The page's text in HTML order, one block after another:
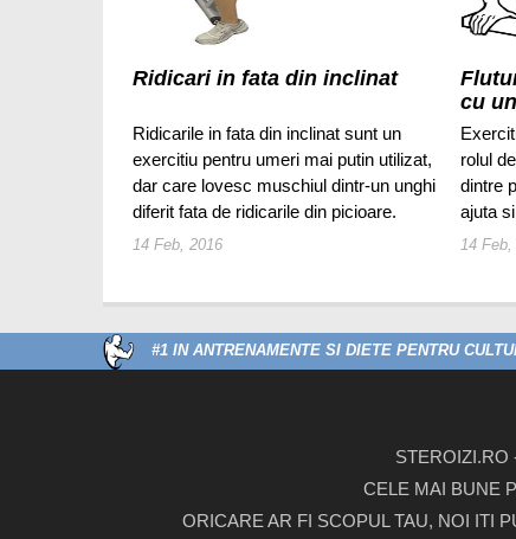
Ridicari in fata din inclinat
Ridicarile in fata din inclinat sunt un
exercitiu pentru umeri mai putin utilizat,
dar care lovesc muschiul dintr-un unghi
diferit fata de ridicarile din picioare.
14 Feb, 2016
cu
rolul
dintre
ajuta
14
#1 IN ANTRENAMENTE SI DIETE PENTRU
STEROIZI.RO
CELE MAI BUNE
ORICARE AR FI SCOPUL TAU, NOI ITI